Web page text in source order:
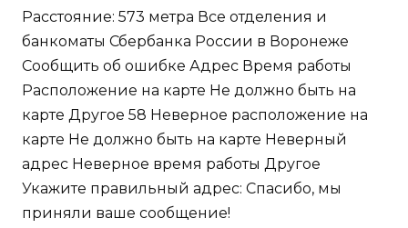
Расстояние: 573 метра Все отделения и
банкоматы Сбербанка России в Воронеже
Сообщить об ошибке Адрес Время работы
Расположение на карте Не должно быть на
карте Другое 58 Неверное расположение на
карте Не должно быть на карте Неверный
адрес Неверное время работы Другое
Укажите правильный адрес: Спасибо, мы
приняли ваше сообщение!